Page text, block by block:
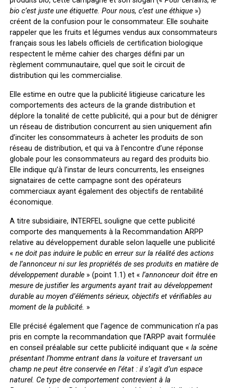
bio c’est juste une étiquette. Pour nous, c’est une éthique»)
créent de la confusion pour le consommateur. Elle souhaite
rappeler que les fruits et légumes vendus aux consommateurs
français sous les labels officiels de certification biologique
respectent le même cahier des charges défini par un
règlement communautaire, quel que soit le circuit de
distribution qui les commercialise.
Elle estime en outre que la publicité litigieuse caricature les
comportements des acteurs de la grande distribution et
déplore la tonalité de cette publicité, qui a pour but de dénigrer
un réseau de distribution concurrent au sien uniquement afin
d’inciter les consommateurs à acheter les produits de son
réseau de distribution, et qui va à l’encontre d’une réponse
globale pour les consommateurs au regard des produits bio.
Elle indique qu’à l’instar de leurs concurrents, les enseignes
signataires de cette campagne sont des opérateurs
commerciaux ayant également des objectifs de rentabilité
économique.
A titre subsidiaire, INTERFEL souligne que cette publicité
comporte des manquements à la Recommandation ARPP
relative au développement durable selon laquelle une publicité
« ne doit pas induire le public en erreur sur la réalité des actions
de l’annonceur ni sur les propriétés de ses produits en matière de
développement durable» (point 1.1) et « l’annonceur doit être en
mesure de justifier les arguments ayant trait au développement
durable au moyen d’éléments sérieux, objectifs et vérifiables au
moment de la publicité. »
Elle précisé également que l’agence de communication n’a pas
pris en compte la recommandation que l’ARPP avait formulée
en conseil préalable sur cette publicité indiquant que « la scène
présentant l’homme entrant dans la voiture et traversant un
champ ne peut être conservée en l’état : il s’agit d’un espace
naturel. Ce type de comportement contrevient à la